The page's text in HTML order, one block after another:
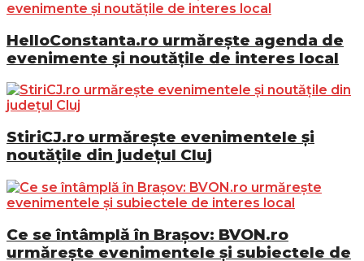
HelloConstanta.ro urmărește agenda de
evenimente și noutățile de interes local
StiriCJ.ro urmărește evenimentele și
noutățile din județul Cluj
Ce se întâmplă în Brașov: BVON.ro
urmărește evenimentele și subiectele de